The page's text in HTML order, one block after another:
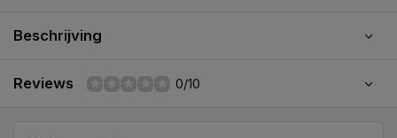
Beschrijving
Reviews 0/10